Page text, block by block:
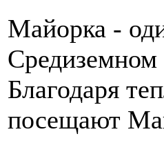
Майорка -
Благодаря
посещают